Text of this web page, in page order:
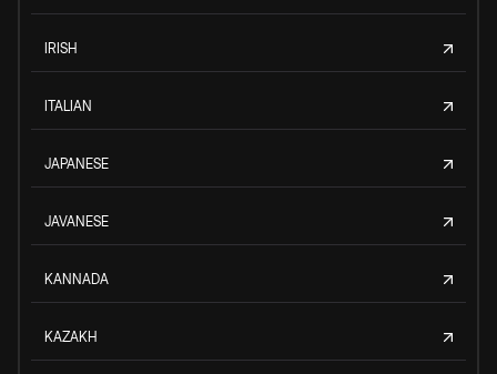
IRISH
ITALIAN
JAPANESE
JAVANESE
KANNADA
KAZAKH